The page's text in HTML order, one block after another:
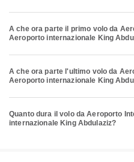
A che ora parte il primo volo da
Aeroporto internazionale King
A che ora parte l'ultimo volo da
Aeroporto internazionale King
Quanto dura il volo da Aeroporto
internazionale King Abdulaziz?